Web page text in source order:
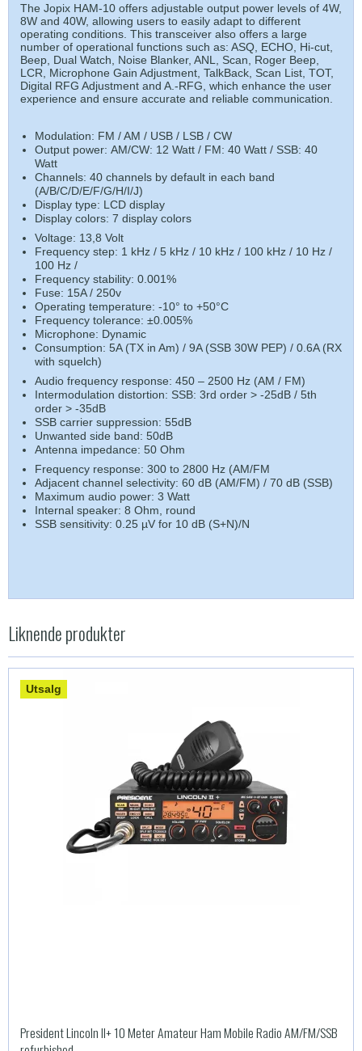
The Jopix HAM-10 offers adjustable output power levels of 4W,
8W and 40W, allowing users to easily adapt to different
operating conditions. This transceiver also offers a large
number of operational functions such as: ASQ, ECHO, Hi-cut,
Beep, Dual Watch, Noise Blanker, ANL, Scan, Roger Beep,
LCR, Microphone Gain Adjustment, TalkBack, Scan List, TOT,
Digital RFG Adjustment and A.-RFG, which enhance the user
experience and ensure accurate and reliable communication.
Modulation: FM / AM / USB / LSB / CW
Output power: AM/CW: 12 Watt / FM: 40 Watt / SSB: 40
Watt
Channels: 40 channels by default in each band
(A/B/C/D/E/F/G/H/I/J)
Display type: LCD display
Display colors: 7 display colors
Voltage: 13,8 Volt
Frequency step: 1 kHz / 5 kHz / 10 kHz / 100 kHz / 10 Hz /
100 Hz /
Frequency stability: 0.001%
Fuse: 15A / 250v
Operating temperature: -10° to +50°C
Frequency tolerance: ±0.005%
Microphone: Dynamic
Consumption: 5A (TX in Am) / 9A (SSB 30W PEP) / 0.6A (RX
with squelch)
Audio frequency response: 450 – 2500 Hz (AM / FM)
Intermodulation distortion: SSB: 3rd order > -25dB / 5th
order > -35dB
SSB carrier suppression: 55dB
Unwanted side band: 50dB
Antenna impedance: 50 Ohm
Frequency response: 300 to 2800 Hz (AM/FM
Adjacent channel selectivity: 60 dB (AM/FM) / 70 dB (SSB)
Maximum audio power: 3 Watt
Internal speaker: 8 Ohm, round
SSB sensitivity: 0.25 µV for 10 dB (S+N)/N
Liknende produkter
Utsalg
President Lincoln II+ 10 Meter Amateur Ham Mobile Radio AM/FM/SSB